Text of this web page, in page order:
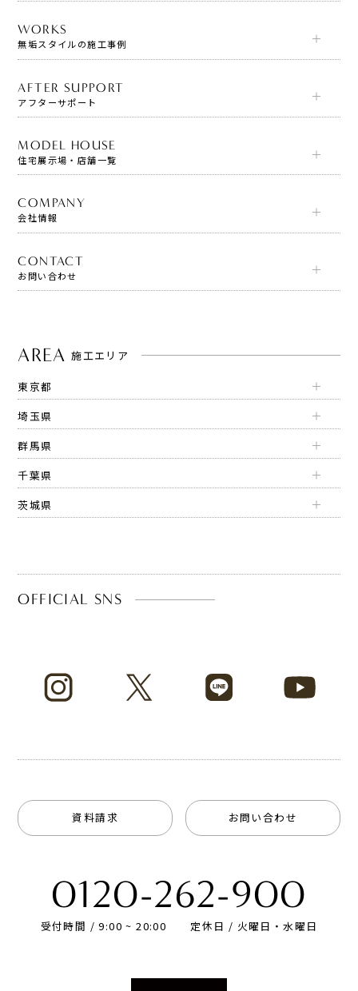
WORKS
無垢スタイルの施工事例
AFTER SUPPORT
アフターサポート
MODEL HOUSE
住宅展示場・店舗一覧
COMPANY
会社情報
CONTACT
お問い合わせ
AREA 施工エリア
東京都
埼玉県
群馬県
千葉県
茨城県
OFFICIAL SNS
資料請求 お問い合わせ
0120-262-900
受付時間 / 9:00 ~ 20:00 定休日 / 火曜日・水曜日